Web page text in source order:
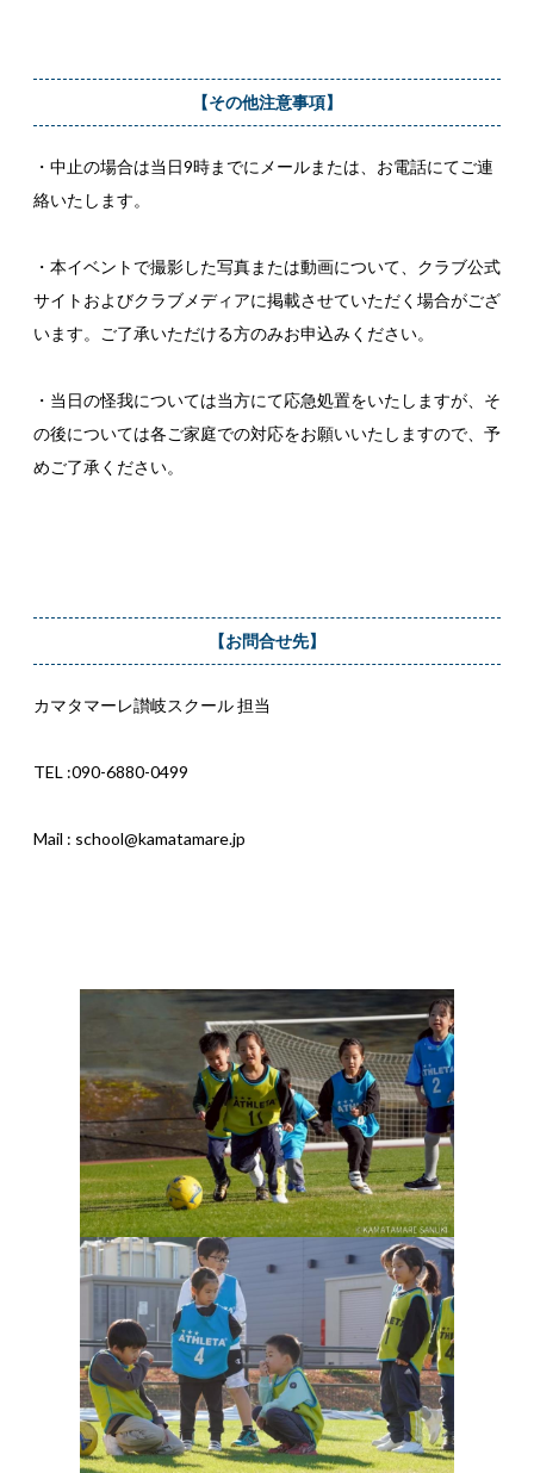
【その他注意事項】
・中止の場合は当日9時までにメールまたは、お電話にてご連
絡いたします。
・本イベントで撮影した写真または動画について、クラブ公式
サイトおよびクラブメディアに掲載させていただく場合がござ
います。ご了承いただける方のみお申込みください。
・当日の怪我については当方にて応急処置をいたしますが、そ
の後については各ご家庭での対応をお願いいたしますので、予
めご了承ください。
【お問合せ先】
カマタマーレ讃岐スクール 担当
TEL :090-6880-0499
Mail : school@kamatamare.jp